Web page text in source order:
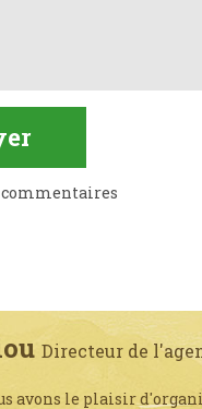
commentaires
Directeur de
avons le plaisir